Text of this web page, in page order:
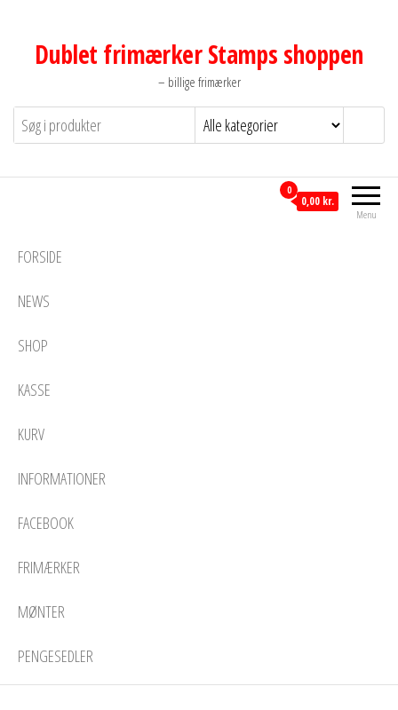
indholdDublet frimærker Stamps shoppen
– billige frimærker
Menu
0
0,00 kr.
FORSIDE
NEWS
SHOP
KASSE
KURV
INFORMATIONER
FACEBOOK
FRIMÆRKER
MØNTER
PENGESEDLER